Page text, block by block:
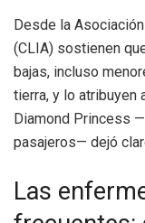
Desde la
(CLIA) sostienen
bajas, incluso
tierra, y lo atribuyen
Diamond Princess
pasajeros— dejó
Las